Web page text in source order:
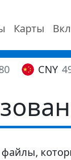
Карты
CNY
файлы,